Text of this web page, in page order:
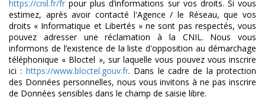
https://cnil.fr/fr pour plus d’informations sur vos droits. Si vous
estimez, après avoir contacté l'Agence / le Réseau, que vos
droits « Informatique et Libertés » ne sont pas respectés, vous
pouvez adresser une réclamation à la CNIL. Nous vous
informons de l’existence de la liste d'opposition au démarchage
téléphonique « Bloctel », sur laquelle vous pouvez vous inscrire
ici : https://www.bloctel.gouv.fr. Dans le cadre de la protection
des Données personnelles, nous vous invitons à ne pas inscrire
de Données sensibles dans le champ de saisie libre.